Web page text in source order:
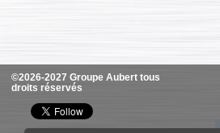
©2026-2027 Groupe Aubert tous
droits réservés